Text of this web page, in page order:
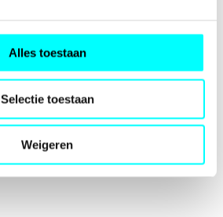
Alles toestaan
Selectie toestaan
Weigeren